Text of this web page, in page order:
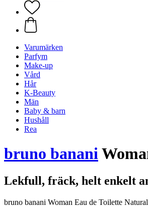
Varumärken
Parfym
Make-up
Vård
Hår
K-Beauty
Män
Baby & barn
Hushåll
Rea
bruno banani
Lekfull, fräck, helt enkelt
bruno banani Woman Eau de Toilette